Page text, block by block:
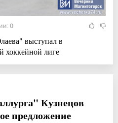
0
выступал в
хоккейной лиге
Кузнецов
предложение